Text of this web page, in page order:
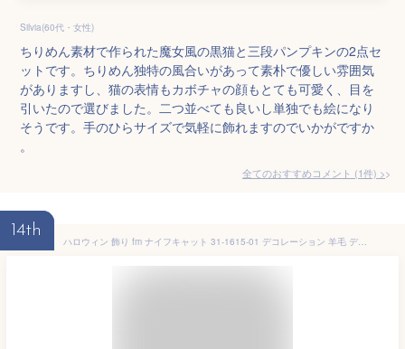
Silvia(60代・女性)
ちりめん素材で作られた魔女風の黒猫と三段パンプキンの2点セ
ットです。ちりめん独特の風合いがあって素朴で優しい雰囲気
がありますし、猫の表情もカボチャの顔もとても可愛く、目を
引いたので選びました。二つ並べても良いし単独でも絵になり
そうです。手のひらサイズで気軽に飾れますのでいかがですか
。
全てのおすすめコメント (1件) >
14th
ハロウィン 飾り fm ナイフキャット 31-1615-01 デコレーション 羊毛 ディスプレイ ネコ クロネコ 黒猫 かぼちゃ パンプキン パーティーグッズ かわいい 玄関 ショップ インテリア 可愛い おしゃれ 飾り クリスマス